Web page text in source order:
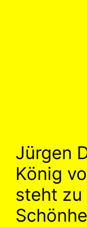
Jürgen
König
steht zu